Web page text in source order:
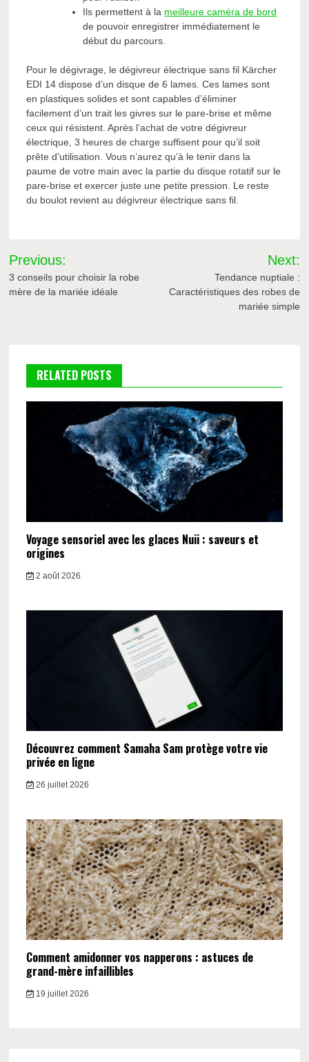
Ils permettent à la meilleure caméra de bord
de pouvoir enregistrer immédiatement le
début du parcours.
Pour le dégivrage, le dégivreur électrique sans fil Kärcher
EDI 14 dispose d’un disque de 6 lames. Ces lames sont
en plastiques solides et sont capables d’éliminer
facilement d’un trait les givres sur le pare-brise et même
ceux qui résistent. Après l’achat de votre dégivreur
électrique, 3 heures de charge suffisent pour qu’il soit
prête d’utilisation. Vous n’aurez qu’à le tenir dans la
paume de votre main avec la partie du disque rotatif sur le
pare-brise et exercer juste une petite pression. Le reste
du boulot revient au dégivreur électrique sans fil.
Navigation
de
Previous:
3 conseils pour choisir la robe
mère de la mariée idéale
Next:
Tendance nuptiale :
Caractéristiques des robes de
mariée simple
RELATED POSTS
Voyage sensoriel avec les glaces Nuii : saveurs et
origines
2 août 2026
Découvrez comment Samaha Sam protège votre vie
privée en ligne
26 juillet 2026
Comment amidonner vos napperons : astuces de
grand-mère infaillibles
19 juillet 2026